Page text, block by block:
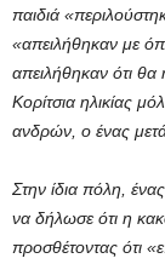
παιδιά
«απειλήθηκαν με
απειλήθηκαν ότι
Κορίτσια ηλικίας
ανδρών, ο ένας
Στην ίδια πόλη,
να δήλωσε ότι η
προσθέτοντας ότι